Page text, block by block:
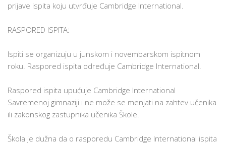
prijave ispita koju utvrđuje Cambridge International.
RASPORED ISPITA:
Ispiti se organizuju u junskom i novembarskom ispitnom
roku. Raspored ispita određuje Cambridge International.
Raspored ispita upućuje Cambridge International
Savremenoj gimnaziji i ne može se menjati na zahtev učenika
ili zakonskog zastupnika učenika Škole.
Škola je dužna da o rasporedu Cambridge International ispita